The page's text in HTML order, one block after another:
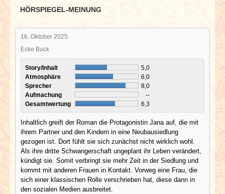
HÖRSPIEGEL-MEINUNG
16. Oktober 2025
Ecke Buck
Story/Inhalt
5,0
Atmosphäre
6,0
Sprecher
8,0
Aufmachung
--
Gesamtwertung
6,3
Inhaltlich greift der Roman die Protagonistin Jana auf, die mit
ihrem Partner und den Kindern in eine Neubausiedlung
gezogen ist. Dort fühlt sie sich zunächst nicht wirklich wohl.
Als ihre dritte Schwangerschaft ungeplant ihr Leben verändert,
kündigt sie. Somit verbringt sie mehr Zeit in der Siedlung und
kommt mit anderen Frauen in Kontakt. Vorweg eine Frau, die
sich einer klassischen Rolle verschrieben hat, diese dann in
den sozialen Medien ausbreitet.